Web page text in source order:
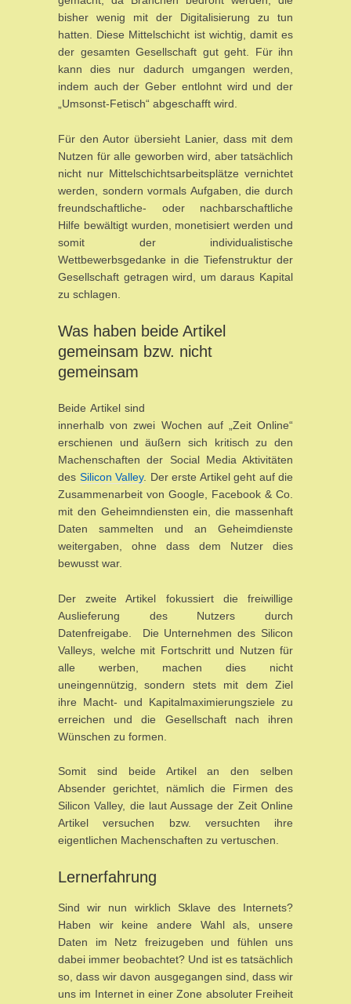
bisher wenig mit der Digitalisierung zu tun
hatten. Diese Mittelschicht ist wichtig, damit es
der gesamten Gesellschaft gut geht. Für ihn
kann dies nur dadurch umgangen werden,
indem auch der Geber entlohnt wird und der
„Umsonst-Fetisch“ abgeschafft wird.
Für den Autor übersieht Lanier, dass mit dem
Nutzen für alle geworben wird, aber tatsächlich
nicht nur Mittelschichtsarbeitsplätze vernichtet
werden, sondern vormals Aufgaben, die durch
freundschaftliche- oder nachbarschaftliche
Hilfe bewältigt wurden, monetisiert werden und
somit der individualistische
Wettbewerbsgedanke in die Tiefenstruktur der
Gesellschaft getragen wird, um daraus Kapital
zu schlagen.
Was haben beide Artikel
gemeinsam bzw. nicht
gemeinsam
Beide Artikel sind
innerhalb von zwei Wochen auf „Zeit Online“
erschienen und äußern sich kritisch zu den
Machenschaften der Social Media Aktivitäten
des Silicon Valley. Der erste Artikel geht auf die
Zusammenarbeit von Google, Facebook & Co.
mit den Geheimndiensten ein, die massenhaft
Daten sammelten und an Geheimdienste
weitergaben, ohne dass dem Nutzer dies
bewusst war.
Der zweite Artikel fokussiert die freiwillige
Auslieferung des Nutzers durch
Datenfreigabe. Die Unternehmen des Silicon
Valleys, welche mit Fortschritt und Nutzen für
alle werben, machen dies nicht
uneingennützig, sondern stets mit dem Ziel
ihre Macht- und Kapitalmaximierungsziele zu
erreichen und die Gesellschaft nach ihren
Wünschen zu formen.
Somit sind beide Artikel an den selben
Absender gerichtet, nämlich die Firmen des
Silicon Valley, die laut Aussage der Zeit Online
Artikel versuchen bzw. versuchten ihre
eigentlichen Machenschaften zu vertuschen.
Lernerfahrung
Sind wir nun wirklich Sklave des Internets?
Haben wir keine andere Wahl als, unsere
Daten im Netz freizugeben und fühlen uns
dabei immer beobachtet? Und ist es tatsächlich
so, dass wir davon ausgegangen sind, dass wir
uns im Internet in einer Zone absoluter Freiheit